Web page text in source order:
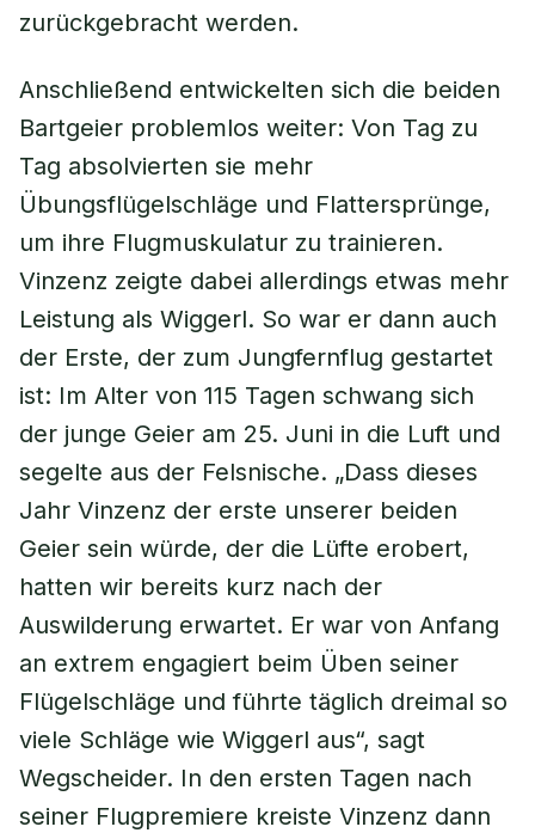
zurückgebracht werden.
Anschließend entwickelten sich die beiden
Bartgeier problemlos weiter: Von Tag zu
Tag absolvierten sie mehr
Übungsflügelschläge und Flattersprünge,
um ihre Flugmuskulatur zu trainieren.
Vinzenz zeigte dabei allerdings etwas mehr
Leistung als Wiggerl. So war er dann auch
der Erste, der zum Jungfernflug gestartet
ist: Im Alter von 115 Tagen schwang sich
der junge Geier am 25. Juni in die Luft und
segelte aus der Felsnische. „Dass dieses
Jahr Vinzenz der erste unserer beiden
Geier sein würde, der die Lüfte erobert,
hatten wir bereits kurz nach der
Auswilderung erwartet. Er war von Anfang
an extrem engagiert beim Üben seiner
Flügelschläge und führte täglich dreimal so
viele Schläge wie Wiggerl aus“, sagt
Wegscheider. In den ersten Tagen nach
seiner Flugpremiere kreiste Vinzenz dann